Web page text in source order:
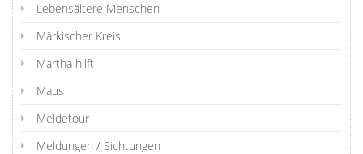
Lebensältere Menschen
Märkischer Kreis
Martha hilft
Maus
Meldetour
Meldungen / Sichtungen